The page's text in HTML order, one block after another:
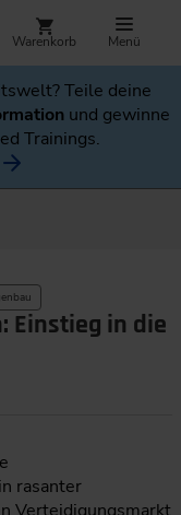
Warenkorb Menü
Teile deine
und gewinne
Trainings.
Einstieg in die
rasanter